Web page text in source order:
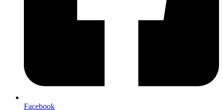
Facebook